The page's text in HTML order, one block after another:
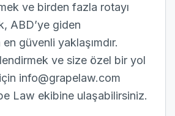
ve birden fazla rotayı
ABD’ye giden
güvenli yaklaşımdır.
ve size özel bir yol
info@grapelaw.com
Law ekibine ulaşabilirsiniz.